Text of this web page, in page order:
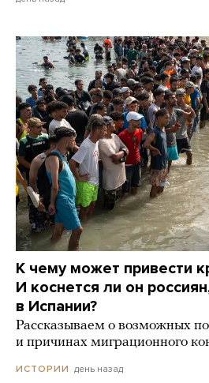
К чему может привести
И коснется ли он
в Испании?
Рассказываем о возможных
и причинах миграционного
ИСТОРИИ день назад